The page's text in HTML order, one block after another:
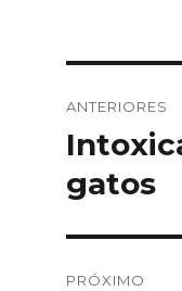
de
Post
ANTERIORES
Post
anterior:
gatos
PRÓXIMO